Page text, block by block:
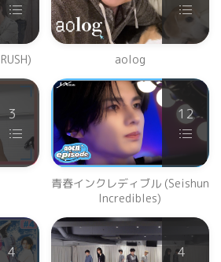
aolog
3 12
青春インクレディブル (Seishun
Incredibles)
4 4